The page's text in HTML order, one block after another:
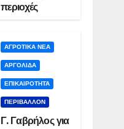
περιοχές
ΑΓΡΟΤΙΚΑ ΝΕΑ
ΑΡΓΟΛΙΔΑ
ΕΠΙΚΑΙΡΟΤΗΤΑ
ΠΕΡΙΒΑΛΛΟΝ
Γ. Γαβρήλος για